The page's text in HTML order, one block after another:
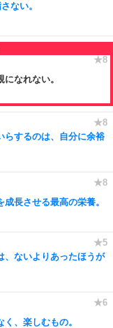
ない。
なれない。
らするのは、自分に余裕
長させる最高の栄養。
、ないよりあったほうが
、楽しむもの。